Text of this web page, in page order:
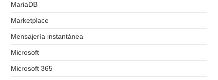
MariaDB
Marketplace
Mensajería instantánea
Microsoft
Microsoft 365